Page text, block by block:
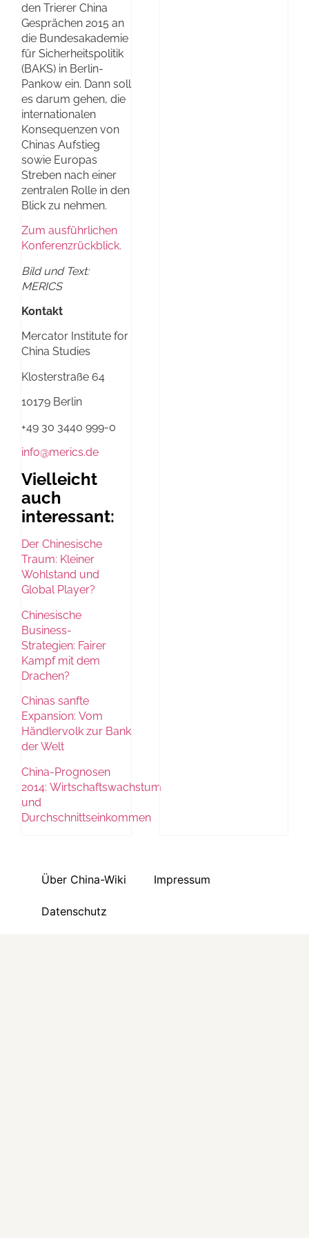
den Trierer China
Gesprächen 2015 an
die Bundesakademie
für Sicherheitspolitik
(BAKS) in Berlin-
Pankow ein. Dann soll
es darum gehen, die
internationalen
Konsequenzen von
Chinas Aufstieg
sowie Europas
Streben nach einer
zentralen Rolle in den
Blick zu nehmen.
Zum ausführlichen
Konferenzrückblick.
Bild und Text:
MERICS
Kontakt
Mercator Institute for
China Studies
Klosterstraße 64
10179 Berlin
+49 30 3440 999-0
info@merics.de
Vielleicht
auch
interessant:
Der Chinesische
Traum: Kleiner
Wohlstand und
Global Player?
Chinesische
Business-
Strategien: Fairer
Kampf mit dem
Drachen?
Chinas sanfte
Expansion: Vom
Händlervolk zur Bank
der Welt
China-Prognosen
2014: Wirtschaftswachstum
und
Durchschnittseinkommen
Über China-Wiki Impressum
Datenschutz